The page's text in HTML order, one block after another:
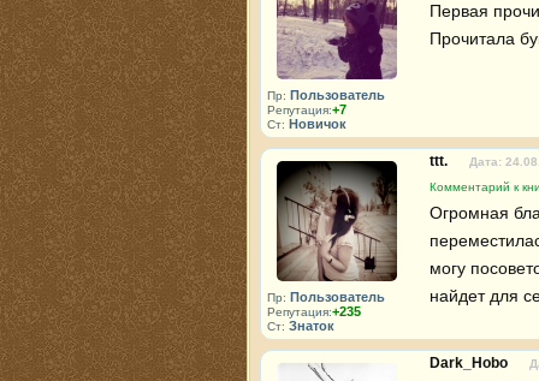
Пр: Пользователь
Репутация:+7
Ст: Новичок
Первая
Прочитала
Пр: Пользователь
Репутация:+235
Ст: Знаток
ttt.
Дата:
Комментарий к
Огромная
могу
найдет для
Dark_Hobo